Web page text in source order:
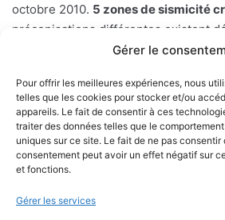
Gérer le
Pour offrir les meilleures expériences, nous
telles que les cookies pour stocker et/ou
appareils. Le fait de consentir à ces
traiter des données telles que le
uniques sur ce site. Le fait de ne pas consentir
consentement peut avoir un effet négatif sur
et fonctions.
Gérer les services
octobre 2010. 5 zones de sismicité
préconisations différentes existent
préconisation y afférant sont
particulier sur l'étude de l'aléa
probabilité d'un séisme dans une
période donnée mesuée à partir des
Les différentes zones sont les
constructions dites "à risque normal".